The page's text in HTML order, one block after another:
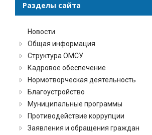
Разделы сайта
Новости
Общая информация
Структура ОМСУ
Кадровое обеспечение
Нормотворческая деятельность
Благоустройство
Муниципальные программы
Противодействие коррупции
Заявления и обращения граждан